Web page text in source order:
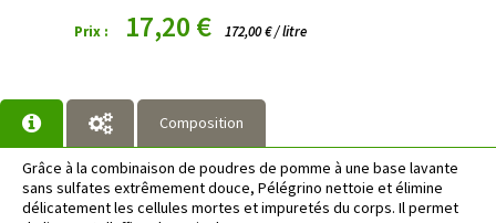
Prix : 17,20 € 172,00 € / litre
Composition
Grâce à la combinaison de poudres de pomme à une base lavante
sans sulfates extrêmement douce, Pélégrino nettoie et élimine
délicatement les cellules mortes et impuretés du corps. Il permet